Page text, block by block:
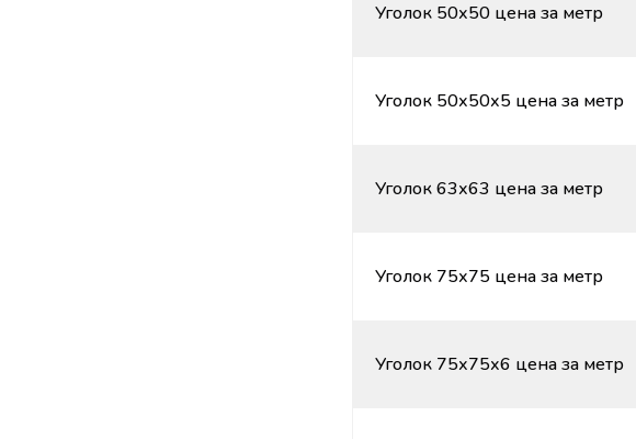
Уголок 50х50 цена за метр
Уголок 50х50х5 цена за метр
Уголок 63х63 цена за метр
Уголок 75х75 цена за метр
Уголок 75х75х6 цена за метр